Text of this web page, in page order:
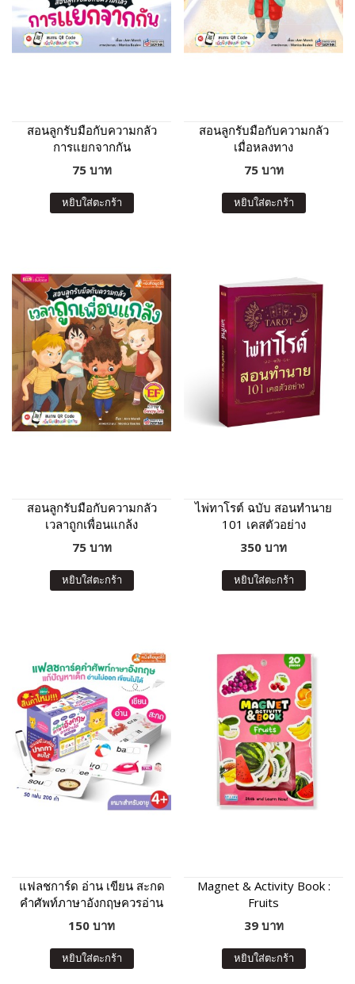
สอนลูกรับมือกับความกลัว
การแยกจากกัน
75 บาท
หยิบใส่ตะกร้า
สอนลูกรับมือกับความกลัว
เมื่อหลงทาง
75 บาท
หยิบใส่ตะกร้า
สอนลูกรับมือกับความกลัว
เวลาถูกเพื่อนแกล้ง
75 บาท
หยิบใส่ตะกร้า
ไพ่ทาโรต์ ฉบับ สอนทำนาย
101 เคสตัวอย่าง
350 บาท
หยิบใส่ตะกร้า
แฟลชการ์ด อ่าน เขียน สะกด
คำศัพท์ภาษาอังกฤษควรอ่าน
ได้ ระดับอนุบาล
150 บาท
หยิบใส่ตะกร้า
Magnet & Activity Book :
Fruits
39 บาท
หยิบใส่ตะกร้า